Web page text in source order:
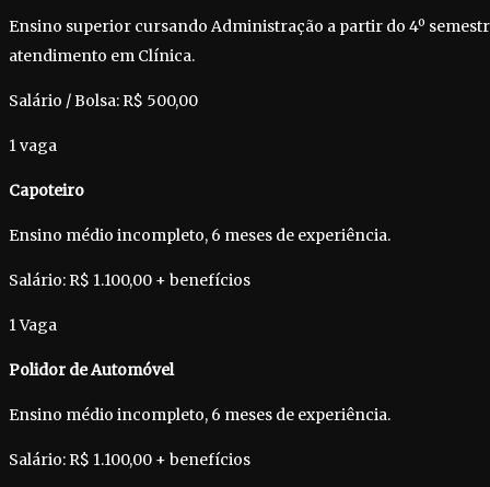
Ensino superior cursando Administração a partir do 4º
atendimento em Clínica.
Salário / Bolsa: R$ 500,00
1 vaga
Capoteiro
Ensino médio incompleto, 6 meses de experiência.
Salário: R$ 1.100,00 + benefícios
1 Vaga
Polidor de Automóvel
Ensino médio incompleto, 6 meses de experiência.
Salário: R$ 1.100,00 + benefícios